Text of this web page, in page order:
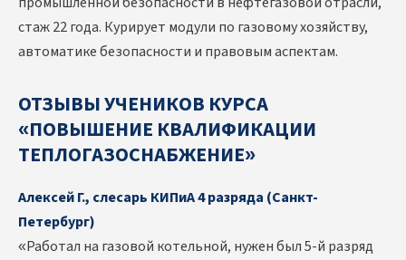
стаж 22 года. Курирует модули по газовому хозяйству,
автоматике безопасности и правовым аспектам.
ОТЗЫВЫ УЧЕНИКОВ КУРСА
«ПОВЫШЕНИЕ КВАЛИФИКАЦИИ
ТЕПЛОГАЗОСНАБЖЕНИЕ»
Алексей Г., слесарь КИПиА 4 разряда (Санкт-
Петербург)
«Работал на газовой котельной, нужен был 5-й разряд